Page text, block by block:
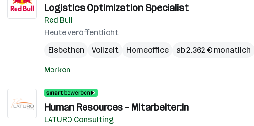
Logistics Optimization Specialist
Red Bull
Heute veröffentlicht
Elsbethen
Vollzeit Homeoffice ab 2.362 € monatlich
Merken
Human Resources – Mitarbeiter:in
LATURO Consulting